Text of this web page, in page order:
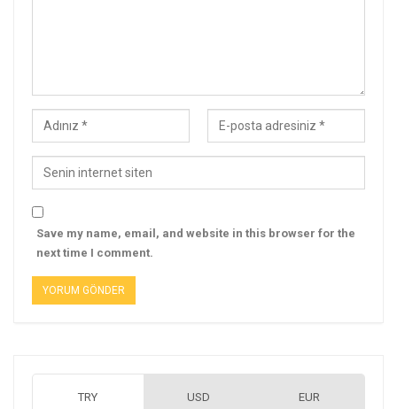
Save my name, email, and website in this browser for the
next time I comment.
TRY USD EUR